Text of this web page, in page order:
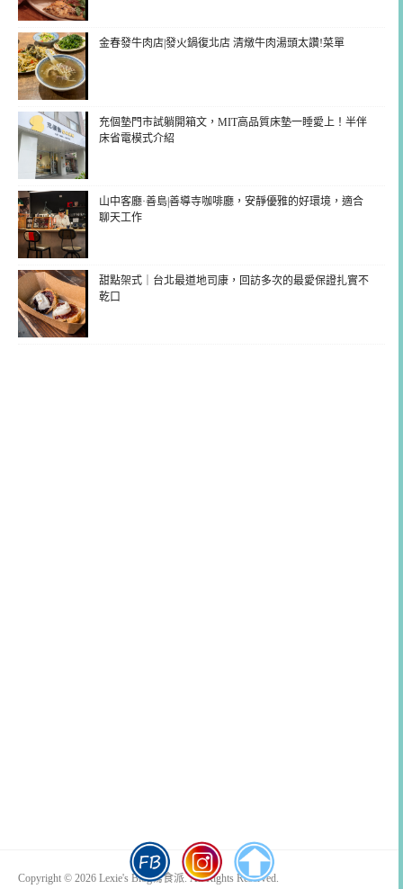
金春發牛肉店|發火鍋復北店 清燉牛肉湯頭太讚!菜單
充個墊門市試躺開箱文，MIT高品質床墊一睡愛上！半伴
床省電模式介紹
山中客廳·善島|善導寺咖啡廳，安靜優雅的好環境，適合
聊天工作
甜點架式｜台北最道地司康，回訪多次的最愛保證扎實不
乾口
Copyright © 2026 Lexie's Blog寫食派. All Rights Reserved.